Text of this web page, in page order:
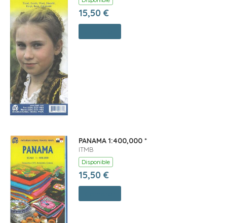
15,50 €
PANAMA 1:400,000 *
ITMB
Disponible
15,50 €